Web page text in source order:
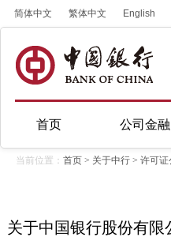
简体中文 繁体中文 English
首页 公司金融
当前位置： 首页 > 关于中行 > 许可证
关于中国银行股份有